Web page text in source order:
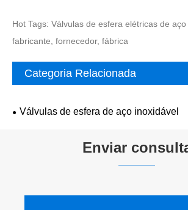
Hot Tags: Válvulas de esfera elétricas de
fabricante, fornecedor, fábrica
Categoria Relacionada
Válvulas de esfera de aço inoxidável
Enviar